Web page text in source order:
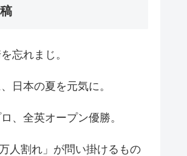
忘れまじ。
日本の夏を元気に。
、全英オープン優勝。
万人割れ」が問い掛けるもの